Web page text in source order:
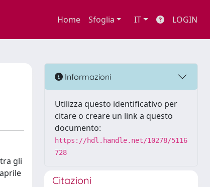
Home Sfoglia IT LOGIN
gli
Informazioni
Utilizza questo identificativo per
citare o creare un link a questo
documento:
https://hdl.handle.net/10278/5116
728
Citazioni